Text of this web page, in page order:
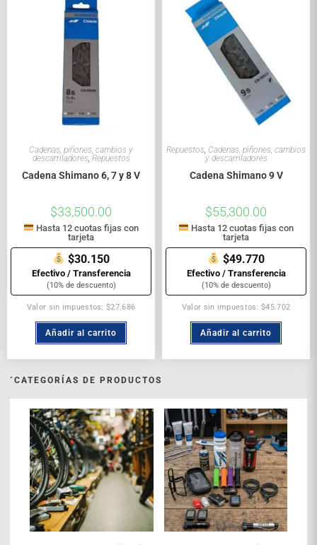
Cadenas, piñones, cambios y
descarriladores, Repuestos
Cadena Shimano 6, 7 y 8 V
$33,500.00
Hasta 12 cuotas fijas con
tarjeta
$30.150
Efectivo / Transferencia
(10% de descuento)
Valor sin impuestos: $27.686
Añadir al carrito
Repuestos, Cadenas, piñones, cambios
y descarriladores
Cadena Shimano 9 V
$55,300.00
Hasta 12 cuotas fijas con
tarjeta
$49.770
Efectivo / Transferencia
(10% de descuento)
Valor sin impuestos: $45.702
Añadir al carrito
´CATEGORÍAS DE PRODUCTOS